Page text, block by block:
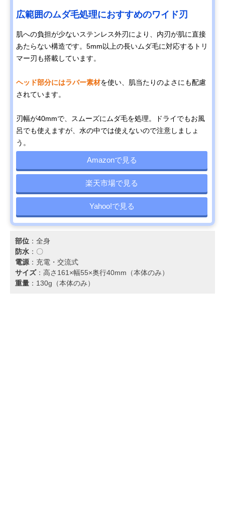
広範囲のムダ毛処理におすすめのワイド刃
肌への負担が少ないステンレス外刃により、内刃が肌に直接
あたらない構造です。5mm以上の長いムダ毛に対応するトリ
マー刃も搭載しています。
ヘッド部分にはラバー素材を使い、肌当たりのよさにも配慮
されています。
刃幅が40mmで、スムーズにムダ毛を処理。ドライでもお風
呂でも使えますが、水の中では使えないので注意しましょ
う。
Amazonで見る
楽天市場で見る
Yahoo!で見る
部位 ：全身
防水 ：〇
電源：充電・交流式
サイズ：高さ161×幅55×奥行40mm（本体のみ）
重量 ：130g（本体のみ）